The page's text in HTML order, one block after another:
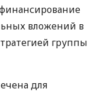
вложений в
группы
для